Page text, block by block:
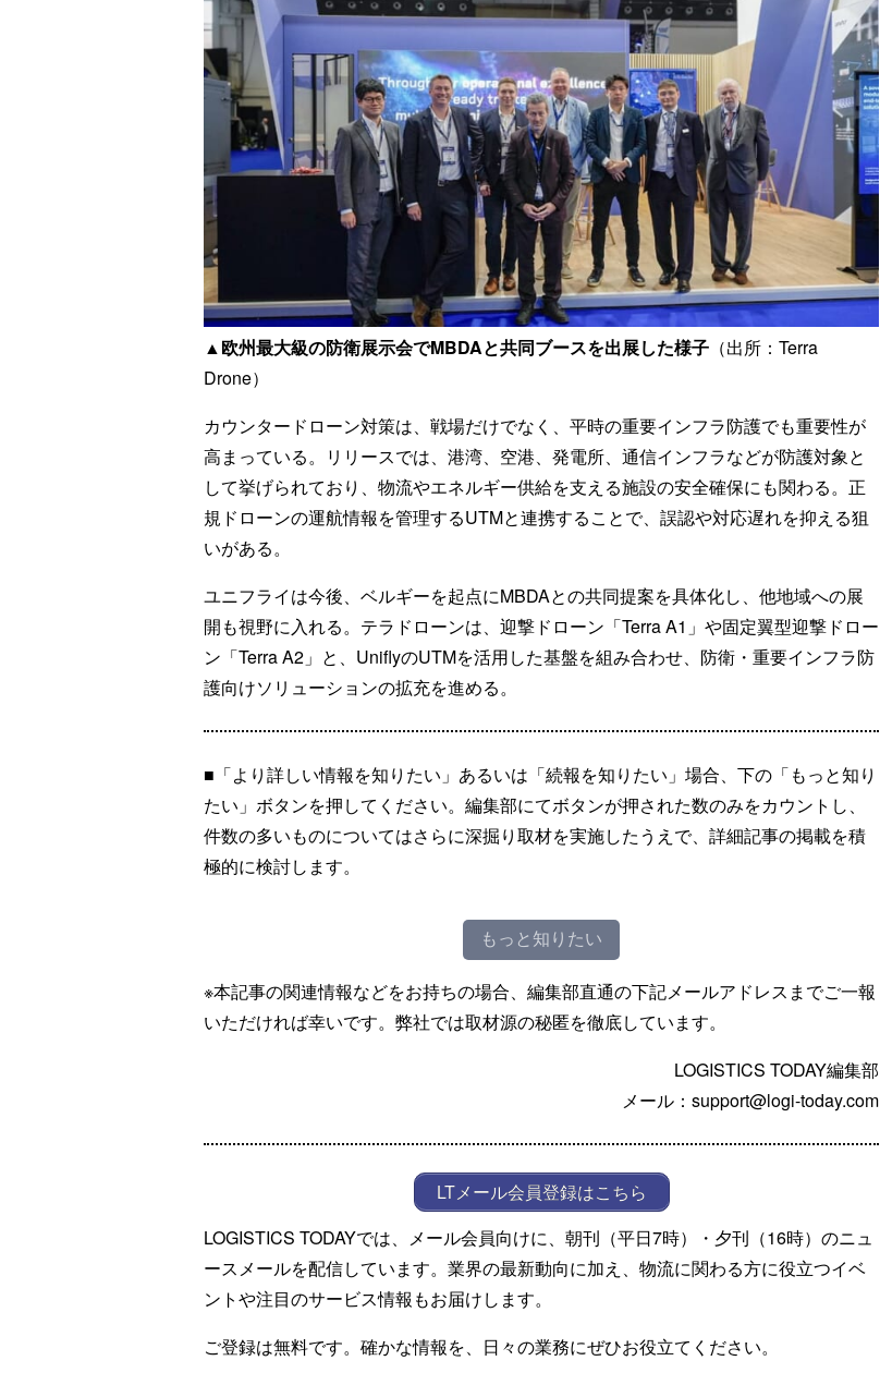
▲欧州最大級の防衛展示会でMBDAと共同ブースを出展した様子 （出所：Terra
Drone）
カウンタードローン対策は、戦場だけでなく、平時の重要インフラ防護でも重要性が
高まっている。リリースでは、港湾、空港、発電所、通信インフラなどが防護対象と
して挙げられており、物流やエネルギー供給を支える施設の安全確保にも関わる。正
規ドローンの運航情報を管理するUTMと連携することで、誤認や対応遅れを抑える狙
いがある。
ユニフライは今後、ベルギーを起点にMBDAとの共同提案を具体化し、他地域への展
開も視野に入れる。テラドローンは、迎撃ドローン「Terra A1」や固定翼型迎撃ドロー
ン「Terra A2」と、UniflyのUTMを活用した基盤を組み合わせ、防衛・重要インフラ防
護向けソリューションの拡充を進める。
■「より詳しい情報を知りたい」あるいは「続報を知りたい」場合、下の「もっと知り
たい」ボタンを押してください。編集部にてボタンが押された数のみをカウントし、
件数の多いものについてはさらに深掘り取材を実施したうえで、詳細記事の掲載を積
極的に検討します。
もっと知りたい
※本記事の関連情報などをお持ちの場合、編集部直通の下記メールアドレスまでご一報
いただければ幸いです。弊社では取材源の秘匿を徹底しています。
LOGISTICS TODAY編集部
メール：support@logi-today.com
LTメール会員登録はこちら
LOGISTICS TODAYでは、メール会員向けに、朝刊（平日7時）・夕刊（16時）のニュ
ースメールを配信しています。業界の最新動向に加え、物流に関わる方に役立つイベ
ントや注目のサービス情報もお届けします。
ご登録は無料です。確かな情報を、日々の業務にぜひお役立てください。